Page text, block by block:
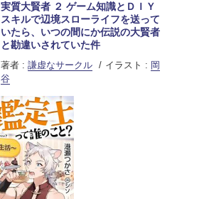
実質大賢者 ２ ゲーム知識とＤＩＹ
スキルで辺境スローライフを送って
いたら、いつの間にか伝説の大賢者
と勘違いされていた件
著者 : 謙虚なサークル イラスト : 岡
谷